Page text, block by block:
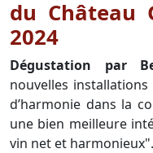
du Château
2024
Dégustation par
nouvelles
d’harmonie dans la
une bien meilleure
vin net et harmonieux".